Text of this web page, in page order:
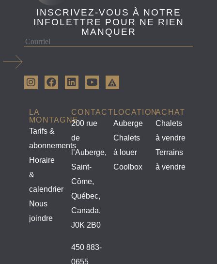
INSCRIVEZ-VOUS À NOTRE
INFOLETTRE POUR NE RIEN
MANQUER
LA
MONTAGNE
Tarifs &
abonnements
Horaire
&
calendrier
Nous
joindre
CONTACT
200 rue
de
l’Auberge,
Saint-
Côme,
Québec,
Canada,
J0K 2B0
450 883-
0655
LOCATION
Auberge
Chalets
à louer
Coolbox
ACHAT
Chalets
à vendre
Terrains
à vendre